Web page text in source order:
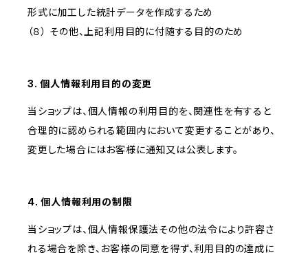
形式に加工した統計データを作成するため
（８） その他、上記利用目的に付随する目的のため
3. 個人情報利用目的の変更
当ショップは、個人情報の利用目的を、関連性を有すると
合理的に認められる範囲内において変更することがあり、
変更した場合にはお客様に通知又は公表します。
4. 個人情報利用の制限
当ショップは、個人情報保護法その他の法令により許容さ
れる場合を除き、お客様の同意を得ず、利用目的の達成に